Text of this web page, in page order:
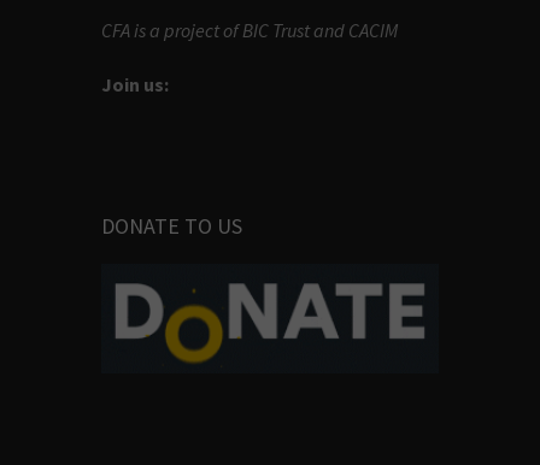
CFA is a project of BIC Trust and CACIM
Join us:
DONATE TO US